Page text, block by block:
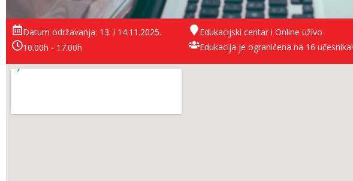
Datum održavanja: 13. i 14.11.2025.
10.00h - 17.00h
Edukacijski centar i Online uživo
Edukacija je ograničena na 16 učesnika!